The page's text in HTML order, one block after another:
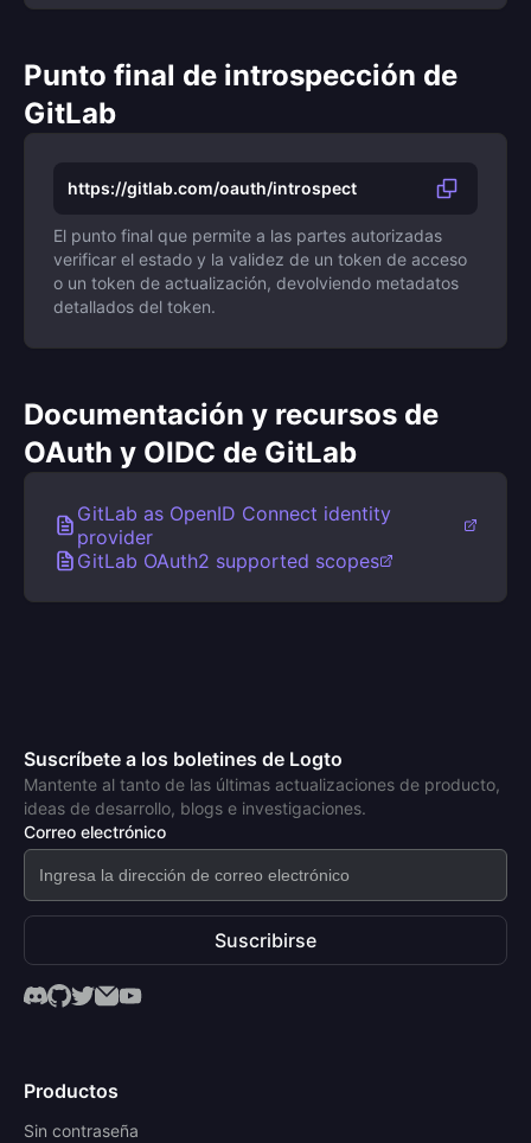
Punto final de introspección de
GitLab
https://gitlab.com/oauth/introspect
El punto final que permite a las partes autorizadas
verificar el estado y la validez de un token de acceso
o un token de actualización, devolviendo metadatos
detallados del token.
Documentación y recursos de
OAuth y OIDC de GitLab
GitLab as OpenID Connect identity
provider
GitLab OAuth2 supported scopes
Suscríbete a los boletines de Logto
Mantente al tanto de las últimas actualizaciones de producto,
ideas de desarrollo, blogs e investigaciones.
Correo electrónico
Suscribirse
Productos
Sin contraseña